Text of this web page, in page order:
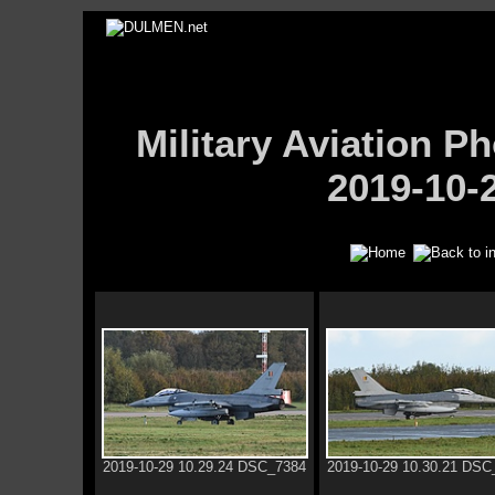
Military Aviation
2019-10-
2019-10-29 10.29.24 DSC_7384 2019-10-29 10.30.21